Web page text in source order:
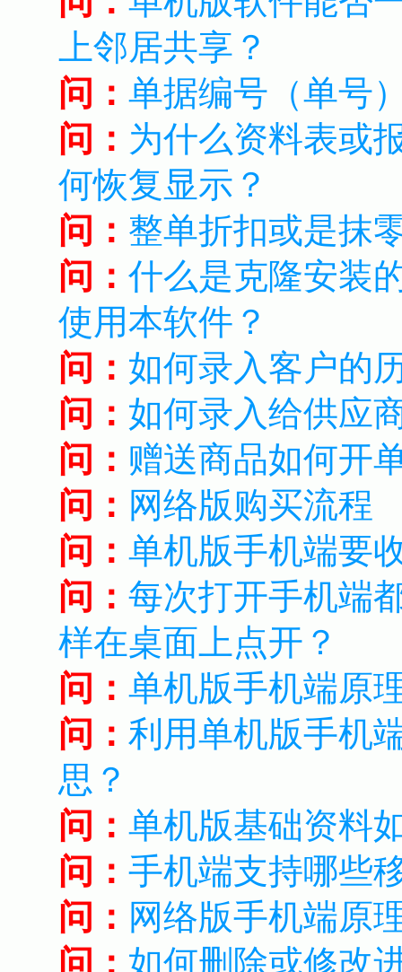
上邻居共享？
问： 单据编号（单号
问： 为什么资料表或
何恢复显示？
问： 整单折扣或是抹
问： 什么是克隆安装
使用本软件？
问： 如何录入客户的
问： 如何录入给供应
问： 赠送商品如何开
问： 网络版购买流程
问： 单机版手机端要
问： 每次打开手机端
样在桌面上点开？
问： 单机版手机端原
问： 利用单机版手机
思？
问： 单机版基础资料
问： 手机端支持哪些
问： 网络版手机端原
问： 如何删除或修改